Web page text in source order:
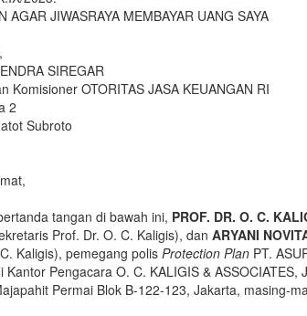
AGAR JIWASRAYA MEMBAYAR UANG SAYA
SIREGAR
Komisioner OTORITAS JASA KEUANGAN RI
2
Subroto
tangan di bawah ini, PROF. DR. O. C.
Prof. Dr. O. C. Kaligis), dan ARYANI
Kaligis), pemegang polis Protection Plan PT.
Kantor Pengacara O. C. KALIGIS & ASSOCIATES,
Permai Blok B-122-123, Jakarta, masing-